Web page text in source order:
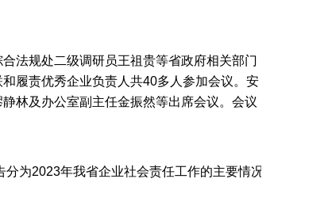
法规处二级调研员王祖贵等省政府相关部门
履责优秀企业负责人共40多人参加会议。安
林及办公室副主任金振然等出席会议。会议
为2023年我省企业社会责任工作的主要情况